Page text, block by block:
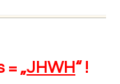
= „JHWH“ !